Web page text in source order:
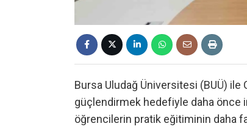
Bursa Uludağ Üniversitesi (BUÜ)
güçlendirmek hedefiyle daha önce
öğrencilerin pratik eğitiminin daha